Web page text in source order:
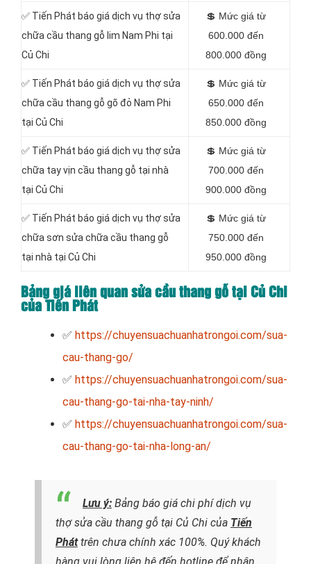
✅ Tiến Phát báo giá dịch vụ thợ sửa
chữa cầu thang gỗ lim Nam Phi tại
Củ Chi
💲 Mức giá từ
600.000 đến
800.000 đồng
✅ Tiến Phát báo giá dịch vụ thợ sửa
chữa cầu thang gỗ gõ đỏ Nam Phi
tại Củ Chi
💲 Mức giá từ
650.000 đến
850.000 đồng
✅ Tiến Phát báo giá dịch vụ thợ sửa
chữa tay vịn cầu thang gỗ tại nhà
tại Củ Chi
💲 Mức giá từ
700.000 đến
900.000 đồng
✅ Tiến Phát báo giá dịch vụ thợ sửa
chữa sơn sửa chữa cầu thang gỗ
tại nhà tại Củ Chi
💲 Mức giá từ
750.000 đến
950.000 đồng
Bảng giá liên quan sửa cầu thang gỗ tại Củ Chi
của Tiến Phát
✅ https://chuyensuachuanhatrongoi.com/sua-
cau-thang-go/
✅ https://chuyensuachuanhatrongoi.com/sua-
cau-thang-go-tai-nha-tay-ninh/
✅ https://chuyensuachuanhatrongoi.com/sua-
cau-thang-go-tai-nha-long-an/
Lưu ý: Bảng báo giá chi phí dịch vụ
thợ sửa cầu thang gỗ tại Củ Chi của Tiến
Pháttrên chưa chính xác 100%. Quý khách